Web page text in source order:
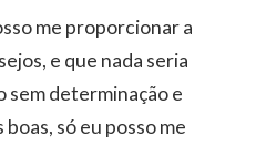
me proporcionar a
e que nada seria
sem determinação e
só eu posso me